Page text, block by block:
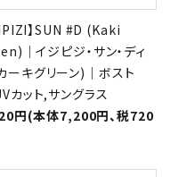
】SUN #D (Kaki
｜イジピジ・サン・ディ
ーキグリーン)｜ボスト
カット,サングラス
円(本体7,200円、税720